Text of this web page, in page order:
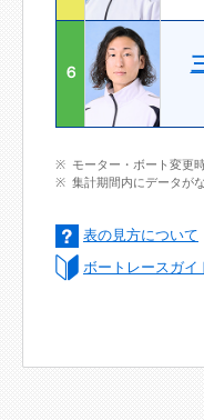
６
モーター・ボート変更
集計期間内にデータが
表の見方について
ボートレースガイ